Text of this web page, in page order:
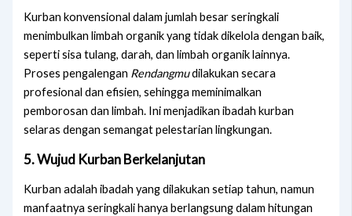
Kurban konvensional dalam jumlah besar seringkali
menimbulkan limbah organik yang tidak dikelola dengan baik,
seperti sisa tulang, darah, dan limbah organik lainnya.
Proses pengalengan Rendangmudilakukan secara
profesional dan efisien, sehingga meminimalkan
pemborosan dan limbah. Ini menjadikan ibadah kurban
selaras dengan semangat pelestarian lingkungan.
5. Wujud Kurban Berkelanjutan
Kurban adalah ibadah yang dilakukan setiap tahun, namun
manfaatnya seringkali hanya berlangsung dalam hitungan